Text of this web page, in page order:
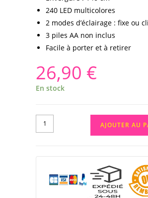
240 LED multicolores
2 modes d’éclairage : fixe ou
3 piles AA non inclus
Facile à porter et à retirer
26,90 €
En stock
AJOUTER AU